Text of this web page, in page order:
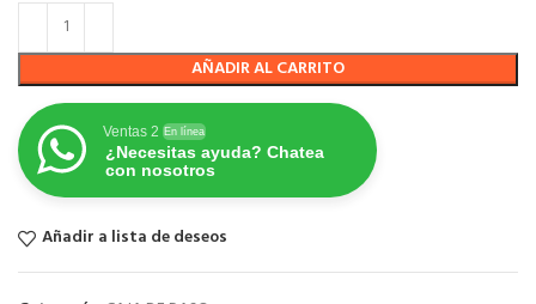
AÑADIR AL CARRITO
Ventas 2 En línea
¿Necesitas ayuda? Chatea
con nosotros
Añadir a lista de deseos